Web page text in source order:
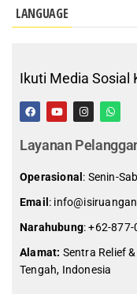
LANGUAGE
Ikuti Media Sosial
Layanan
Operasional : Senin-
Email :
Narahubung:+62-877-
Alamat: Sentra Relief
Tengah, Indonesia